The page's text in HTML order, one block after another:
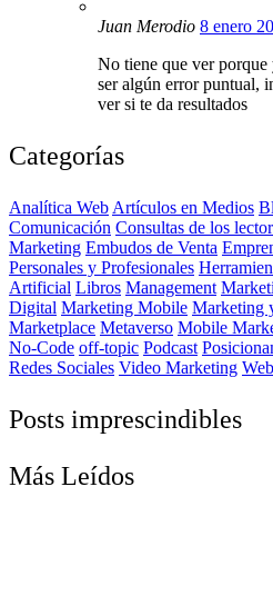
Juan Merodio 8 enero
No tiene que ver
ser algún error puntual,
ver si te da resultados
Categorías
Analítica Web Artículos en Medios
Comunicación Consultas de los
Marketing Embudos de Venta
Personales y Profesionales
Artificial Libros Management
Digital Marketing Mobile Marketing
Marketplace Metaverso Mobile
No-Code off-topic Podcast
Redes Sociales Video Marketing
Posts imprescindibles
Más Leídos